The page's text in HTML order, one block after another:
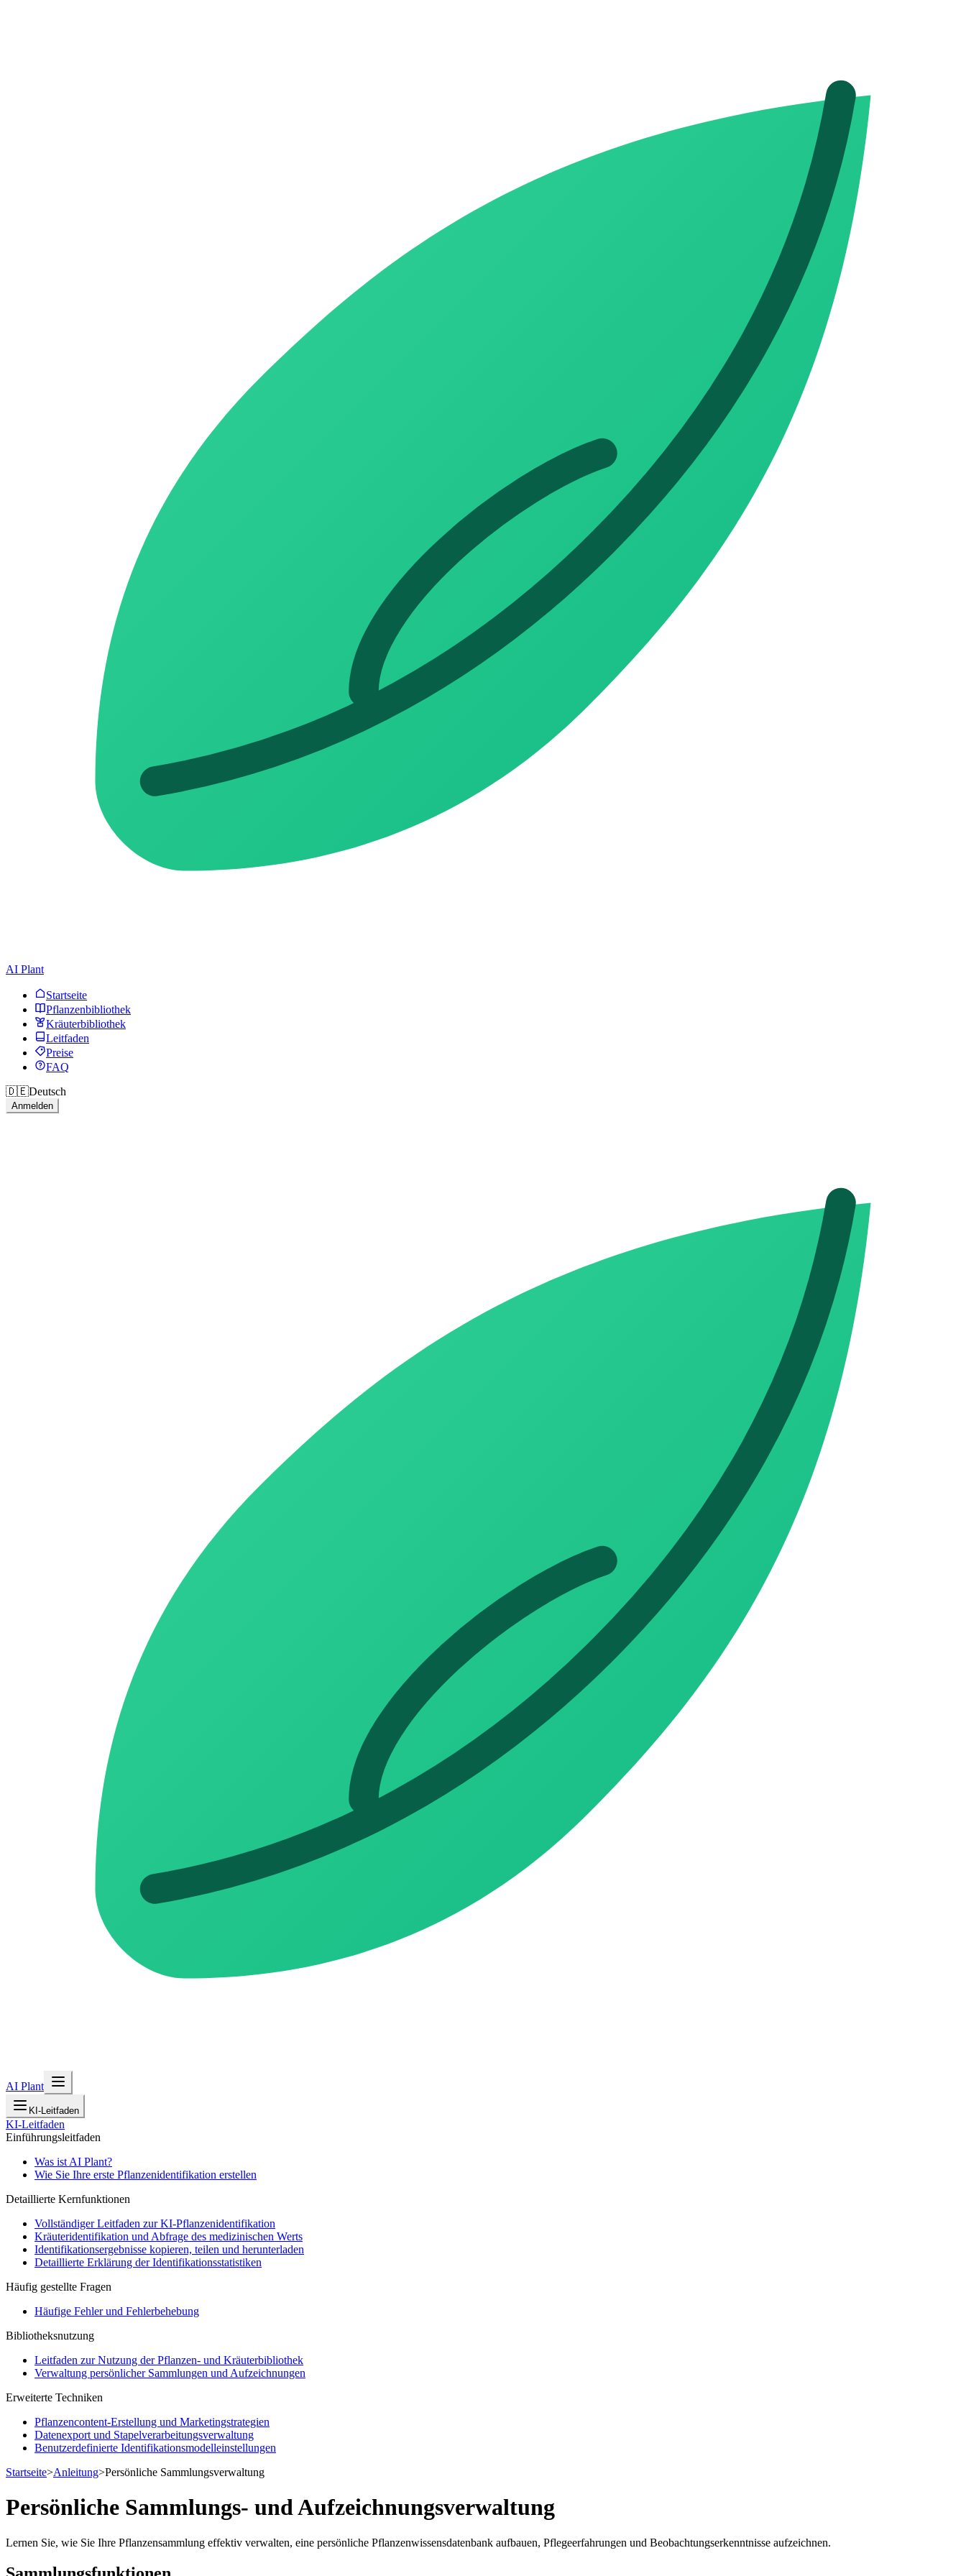
AI Plant
Startseite
Pflanzenbibliothek
Kräuterbibliothek
Leitfaden
Preise
FAQ
🇩🇪Deutsch
Anmelden
AI Plant
KI-Leitfaden
KI-Leitfaden
Einführungsleitfaden
Was ist AI Plant?
Wie Sie Ihre erste Pflanzenidentifikation erstellen
Detaillierte Kernfunktionen
Vollständiger Leitfaden zur KI-Pflanzenidentifikation
Kräuteridentifikation und Abfrage des medizinischen Werts
Identifikationsergebnisse kopieren, teilen und herunterladen
Detaillierte Erklärung der Identifikationsstatistiken
Häufig gestellte Fragen
Häufige Fehler und Fehlerbehebung
Bibliotheksnutzung
Leitfaden zur Nutzung der Pflanzen- und Kräuterbibliothek
Verwaltung persönlicher Sammlungen und Aufzeichnungen
Erweiterte Techniken
Pflanzencontent-Erstellung und Marketingstrategien
Datenexport und Stapelverarbeitungsverwaltung
Benutzerdefinierte Identifikationsmodelleinstellungen
Startseite>Anleitung>Persönliche Sammlungsverwaltung
Persönliche Sammlungs- und Aufzeichnungsverwaltung
Lernen Sie, wie Sie Ihre Pflanzensammlung effektiv verwalten, eine persönliche Pflanzenwissensdatenbank aufbauen, Pflegeerfahrungen und Beobachtungserkenntnisse aufzeichnen.